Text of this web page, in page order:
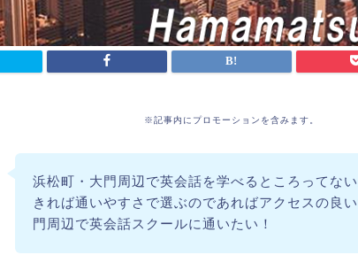
※記事内にプロモーションを含みます。
浜松町・大門周辺で英会話を学べるところってな
きれば通いやすさで選ぶのであればアクセスの良
門周辺で英会話スクールに通いたい！